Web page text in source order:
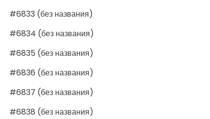
#6833 (без названия)
#6834 (без названия)
#6835 (без названия)
#6836 (без названия)
#6837 (без названия)
#6838 (без названия)